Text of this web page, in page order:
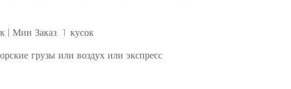
| Мин Заказ: 1 кусок
грузы или воздух или экспресс